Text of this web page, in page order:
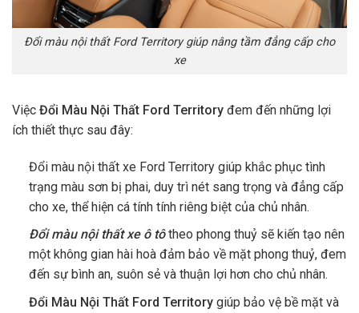
Đổi màu nội thất Ford Territory giúp nâng tầm đẳng cấp cho
xe
Việc Đổi Màu Nội Thất Ford Territory đem đến những lợi
ích thiết thực sau đây:
Đổi màu nội thất xe Ford Territory giúp khắc phục tình
trạng màu sơn bị phai, duy trì nét sang trọng và đẳng cấp
cho xe, thể hiện cá tính tính riêng biệt của chủ nhân.
Đổi màu nội thất xe ô tôtheo phong thuỷ sẽ kiến tạo nên
một không gian hài hoà đảm bảo về mặt phong thuỷ, đem
đến sự bình an, suôn sẻ và thuận lợi hơn cho chủ nhân.
Đổi Màu Nội Thất Ford Territory giúp bảo vệ bề mặt và